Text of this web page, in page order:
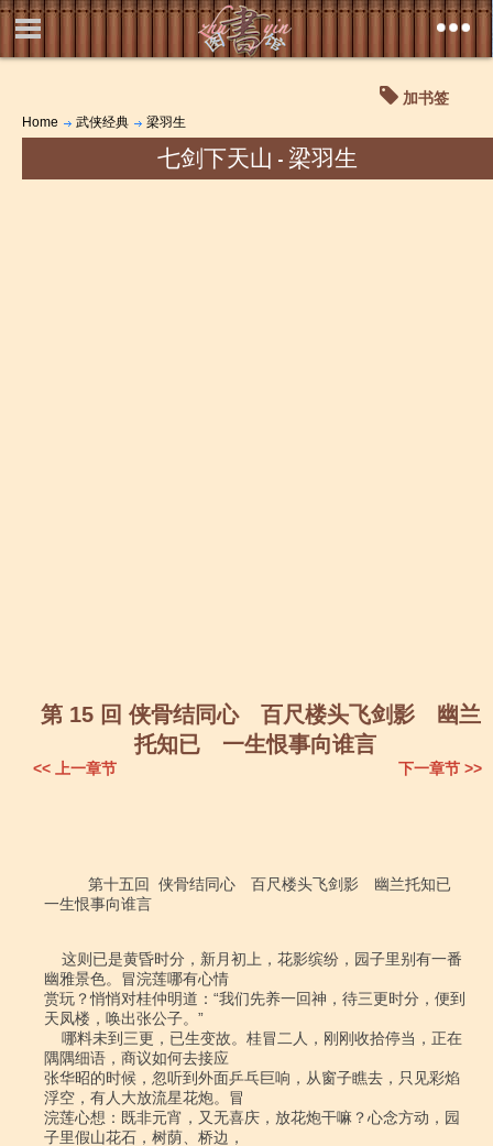
加书签
Home 武侠经典 梁羽生
七剑下天山 - 梁羽生
第 15 回 侠骨结同心 百尺楼头飞剑影 幽兰
托知已 一生恨事向谁言
<< 上一章节 下一章节 >>